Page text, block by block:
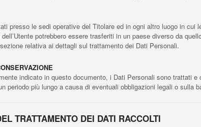
presso le sedi operative del Titolare ed in ogni altro luogo in
potrebbero essere trasferiti in un paese diverso da
relativa ai dettagli sul trattamento dei Dati Personali.
indicato in questo documento, i Dati Personali sono trattati
periodo più lungo a causa di eventuali obbligazioni legali o sulla
TRATTAMENTO DEI DATI RACCOLTI